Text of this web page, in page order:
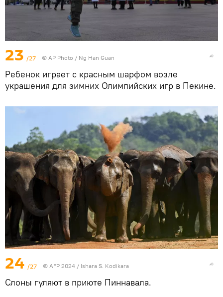
23 /27 © AP Photo / Ng Han Guan
Ребенок играет с красным шарфом возле
украшения для зимних Олимпийских игр в Пекине.
24 /27 © AFP 2024 / Ishara S. Kodikara
Слоны гуляют в приюте Пиннавала.